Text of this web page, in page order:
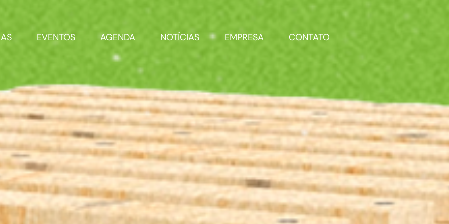
EVENTOS AGENDA NOTÍCIAS EMPRESA CONTATO